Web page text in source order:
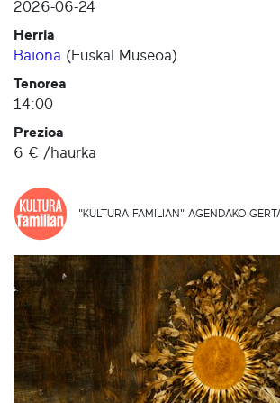
2026-06-24
Herria
Baiona (Euskal Museoa)
Tenorea
14:00
Prezioa
6 € /haurka
"KULTURA FAMILIAN" AGENDAKO